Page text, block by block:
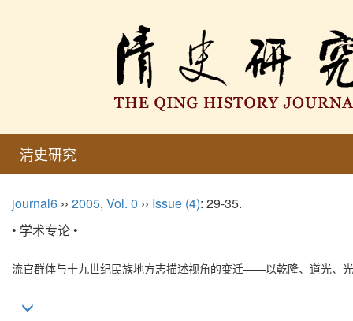
清史研究
journal6 ›› 2005, Vol. 0 ›› Issue (4): 29-35.
• 学术专论 •
流官群体与十九世纪民族地方志描述视角的变迁——以乾隆、道光、